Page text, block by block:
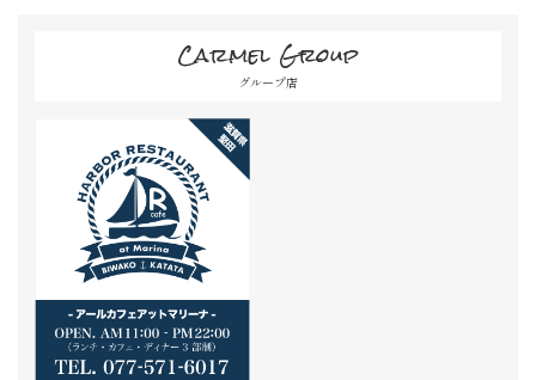
Carmel Group
グループ店